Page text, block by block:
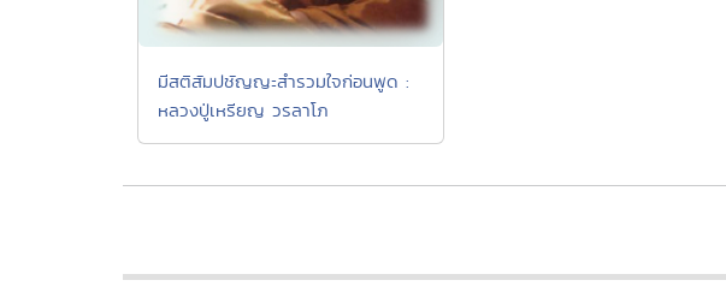
มีสติสัมปชัญญะสำรวมใจก่อนพูด :
หลวงปู่เหรียญ วรลาโภ